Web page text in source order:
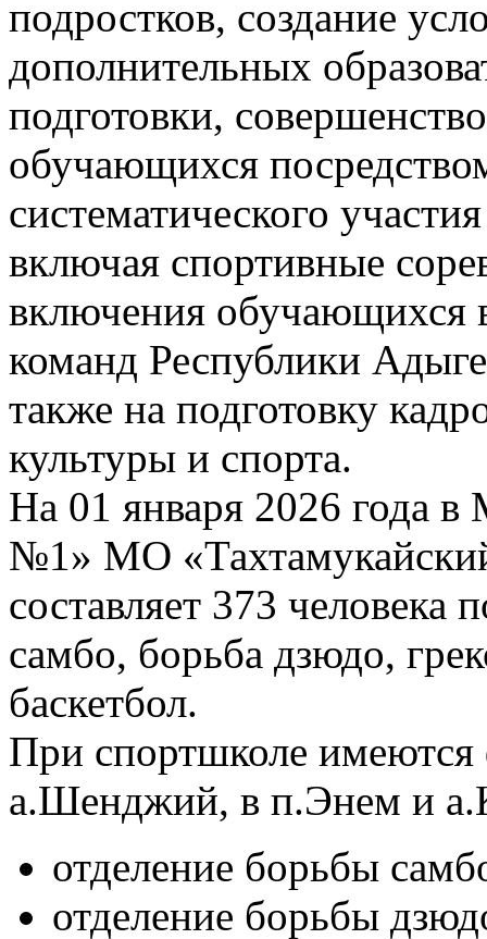
подростков, создание
дополнительных
подготовки,
обучающихся
систематического
включая спортивные
включения обучающихся
команд Республики
также на подготовку
культуры и спорта.
На 01 января 2026 года
№1» МО
составляет 373 человека
самбо, борьба дзюдо,
баскетбол.
При спортшколе
а.Шенджий, в п.Энем и
отделение борьбы
отделение борьбы